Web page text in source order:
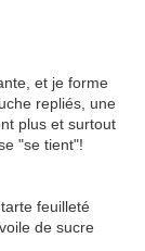
et je forme
repliés, une
plus et surtout
"se tient"!
feuilleté
de sucre